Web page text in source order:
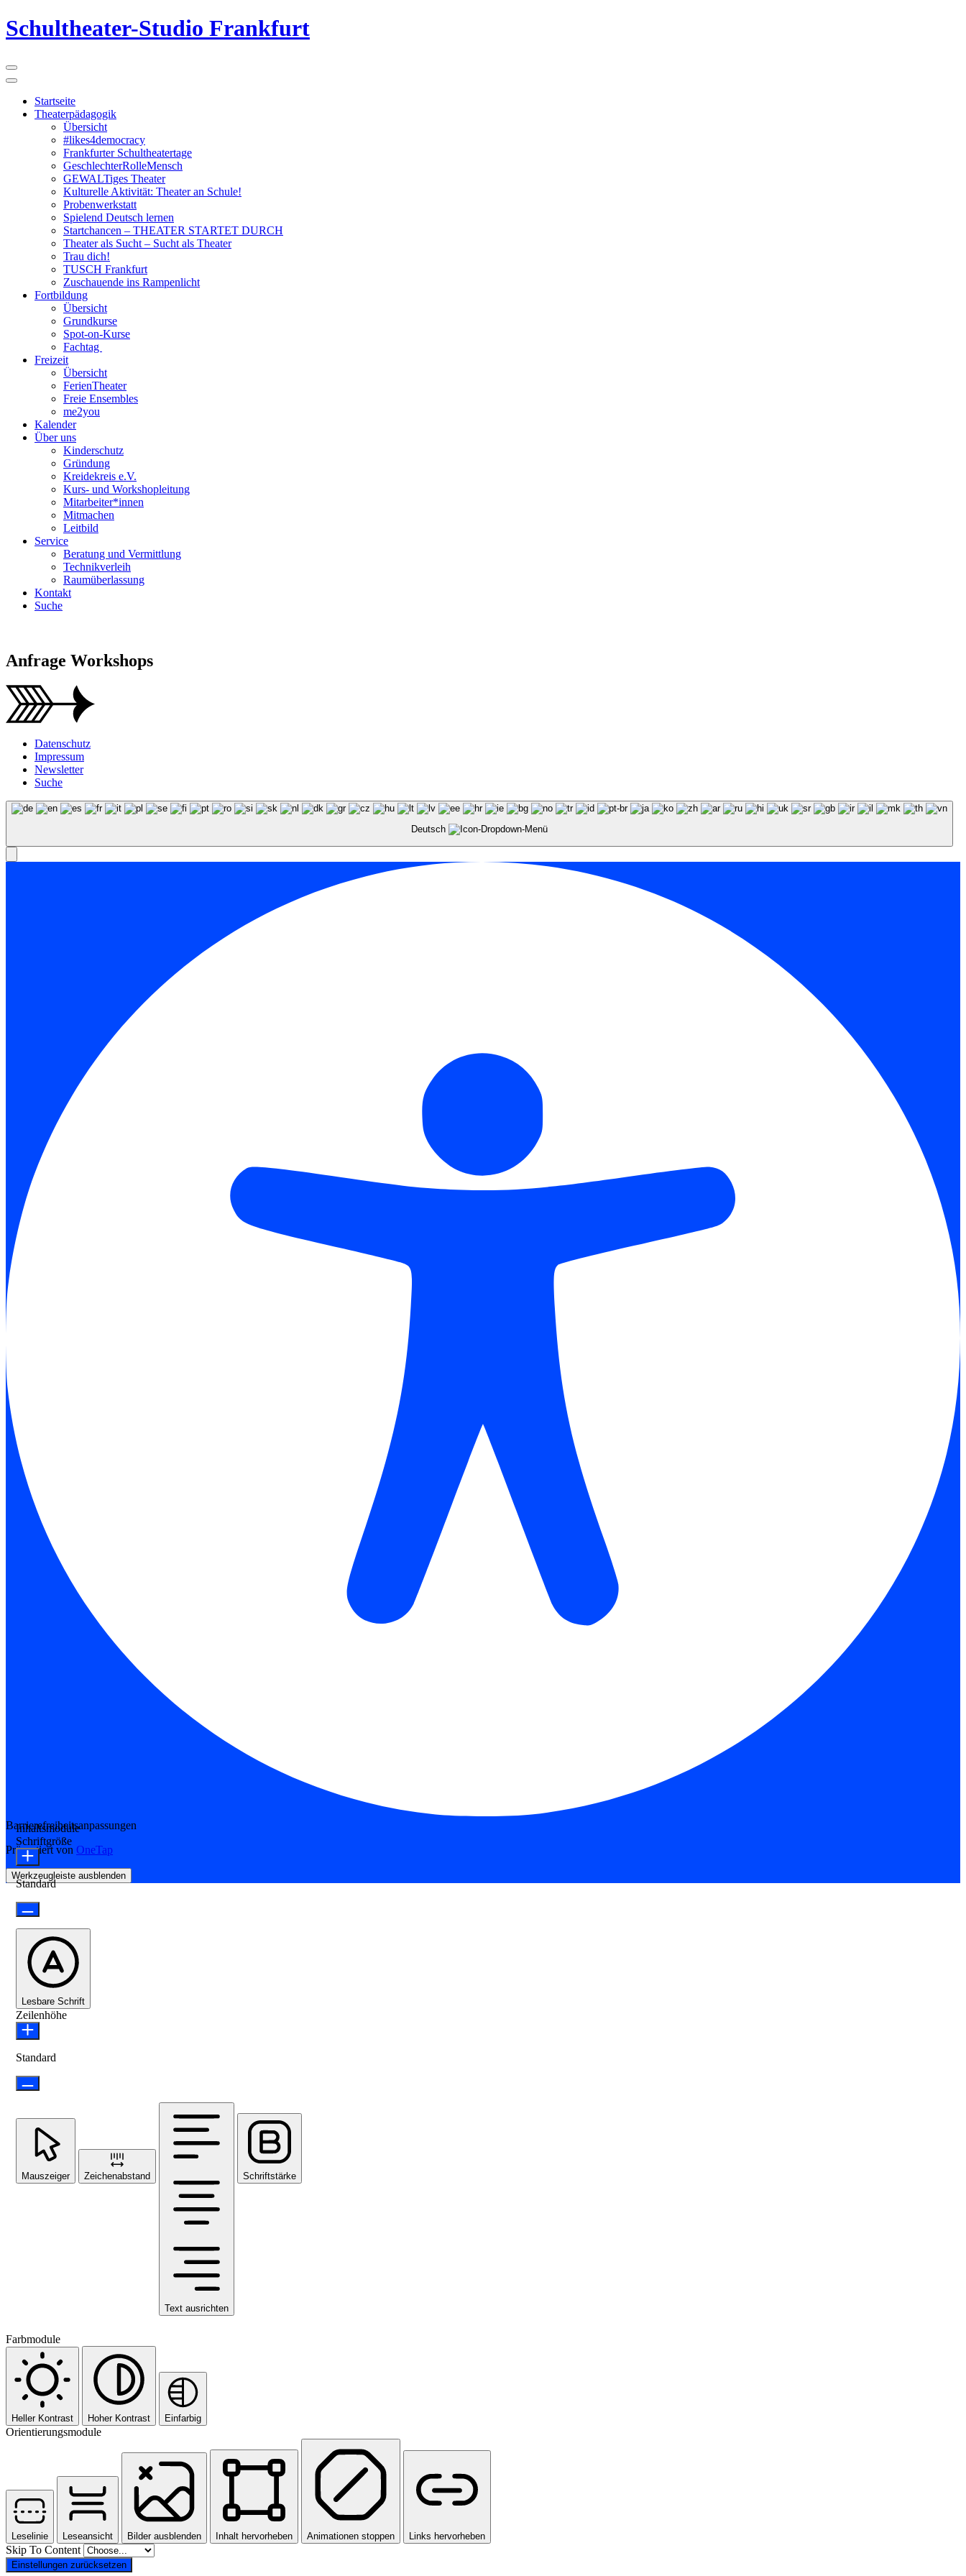
Schultheater-Studio Frankfurt
Startseite
Theaterpädagogik
Übersicht
#likes4democracy
Frankfurter Schultheatertage
GeschlechterRolleMensch
GEWALTiges Theater
Kulturelle Aktivität: Theater an Schule!
Probenwerkstatt
Spielend Deutsch lernen
Startchancen – THEATER STARTET DURCH
Theater als Sucht – Sucht als Theater
Trau dich!
TUSCH Frankfurt
Zuschauende ins Rampenlicht
Fortbildung
Übersicht
Grundkurse
Spot-on-Kurse
Fachtag
Freizeit
Übersicht
FerienTheater
Freie Ensembles
me2you
Kalender
Über uns
Kinderschutz
Gründung
Kreidekreis e.V.
Kurs- und Workshopleitung
Mitarbeiter*innen
Mitmachen
Leitbild
Service
Beratung und Vermittlung
Technikverleih
Raumüberlassung
Kontakt
Suche
Anfrage Workshops
Datenschutz
Impressum
Newsletter
Suche
Deutsch
Barrierefreiheitsanpassungen
Präsentiert von OneTap
Werkzeugleiste ausblenden
Inhaltsmodule
Schriftgröße
Standard
Lesbare Schrift
Zeilenhöhe
Standard
Mauszeiger Zeichenabstand
Text ausrichten
Schriftstärke
Farbmodule
Heller Kontrast Hoher Kontrast Einfarbig
Orientierungsmodule
Leselinie Leseansicht Bilder ausblenden Inhalt hervorheben Animationen stoppen Links hervorheben
Skip To Content
Einstellungen zurücksetzen